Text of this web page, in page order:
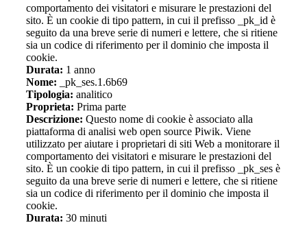
comportamento dei visitatori e misurare le prestazioni del
sito. È un cookie di tipo pattern, in cui il prefisso _pk_id è
seguito da una breve serie di numeri e lettere, che si ritiene
sia un codice di riferimento per il dominio che imposta il
cookie.
Durata: 1 anno
Nome: _pk_ses.1.6b69
Tipologia: analitico
Proprieta: Prima parte
Descrizione: Questo nome di cookie è associato alla
piattaforma di analisi web open source Piwik. Viene
utilizzato per aiutare i proprietari di siti Web a monitorare il
comportamento dei visitatori e misurare le prestazioni del
sito. È un cookie di tipo pattern, in cui il prefisso _pk_ses è
seguito da una breve serie di numeri e lettere, che si ritiene
sia un codice di riferimento per il dominio che imposta il
cookie.
Durata: 30 minuti